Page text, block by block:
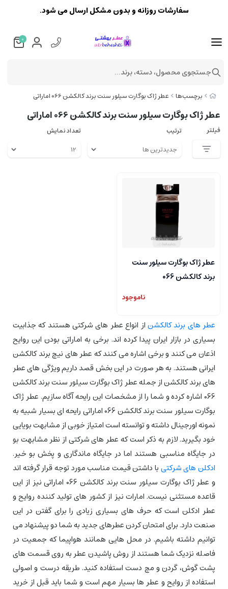
برچسب‌ها عطر ژاک بوگارت سیلور سنت برند کالکشن 066 اماراتی
عطر ژاک بوگارت سیلور سنت برند کالکشن 066 اماراتی
فیلتر ترتیب تعداد نمایش
عطر ژاک بوگارت سیلور سنت
برند کالکشن 066
ناموجود
عطر های برند کالکشن از انواع عطر های شرکتی هستند که جذابیت
بسیاری در بازار ایران پیدا کرده اند. برخی به اماراتی بودن این روایح
اذعان می کنند و برخی اشاره می کنند که عطر های نیچ برند کالکشن
ایرانی هستند. به هر صورت در این بخش قصد داریم ویژگی های عطر
های برند کالکشن از جمله عطر ژاک بوگارت سیلور سنت برند کالکشن
066 اشاره کرده و شما را از مشخصات این رایحه آگاه سازیم. عطر ژاک
بوگارت سیلور سنت برند کالکشن 066 اماراتی رایحه ای بسیار شبیه به
نمونه اورجینال داشته و توانسته است امتیاز خوبی از مشابهت بویایی
خود بگیرید. لازم به ذکر است که عطر های شرکتی از نظر مشابهت بو
در جایگاه مناسبی هستند اما در جایگاه ماندگاری و پخش بو خیر.
ادکلن های شرکتی با داشتن قیمت مناسب مورد توجه قرار گرفته اند
و عطر ژاک بوگارت سیلور سنت برند کالکشن 066 اماراتی نیز از این
قاعده مستثنی نیست. امارات نیز از کشور های تولید کننده روایح و
عطر ادکلن است که حرف های بسیاری زیادی را برای گفتن در این
صنعت دارد. برای امتحان کردن عطرهای جدید به شما دو پیشنهاد می
توانیم داشته باشیم. در محل هایی همانند هواپیما که جمعیت در
فاصله نزدیک شما هستند از روش پاشیدن عطر به روی قسمت های
پشت گوش، گردن و مچ دست استفاده کنید. طریقه درست و اصولی
استفاده از روایح و عطر ها بسیار مهم است و شما باید قبل از خرید
سفارشات روزانه و بدون مشکل ارسال می شود.
0
جستجوی محصول، دسته، برند...